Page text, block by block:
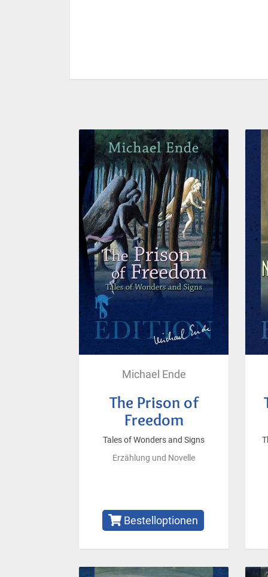
Michael Ende
The Prison of
Freedom
Tales of Wonders and Signs
Erzählung und Novelle
Bestelloptionen